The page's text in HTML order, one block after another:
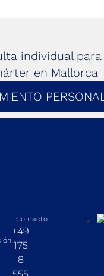
individual
en Mallorca
Contacto
+49
175
8